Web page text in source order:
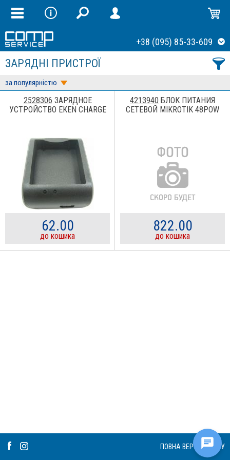
+38 (095) 85-33-609
ЗАРЯДНІ ПРИСТРОЇ
за популярністю
2528306 ЗАРЯДНОЕ
УСТРОЙСТВО EKEN CHARGE
62.00
до кошика
4213940 БЛОК ПИТАНИЯ
СЕТЕВОЙ MIKROTIK 48POW
822.00
до кошика
ПОВНА ВЕРСІЯ САЙТУ